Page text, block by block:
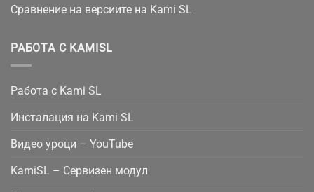
Сравнение на версиите на Kami SL
РАБОТА С KAMISL
Работа с Kami SL
Инсталация на Kami SL
Видео уроци – YouTube
KamiSL – Сервизен модул